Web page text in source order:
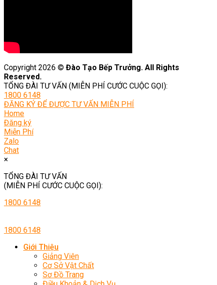
Copyright 2026 © Đào Tạo Bếp Trưởng. All Rights
Reserved.
TỔNG ĐÀI TƯ VẤN (MIỄN PHÍ CƯỚC CUỘC GỌI):
1800 6148
ĐĂNG KÝ ĐỂ ĐƯỢC TƯ VẤN MIỄN PHÍ
Home
Đăng ký
Miễn Phí
Zalo
Chat
×
TỔNG ĐÀI TƯ VẤN
(MIỄN PHÍ CƯỚC CUỘC GỌI):
1800 6148
1800 6148
Giới Thiệu
Giảng Viên
Cơ Sở Vật Chất
Sơ Đồ Trang